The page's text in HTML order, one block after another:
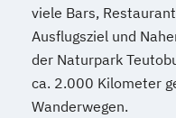
viele Bars,
Ausflugsziel und
der Naturpark
ca. 2.000 Kilometer
Wanderwegen.